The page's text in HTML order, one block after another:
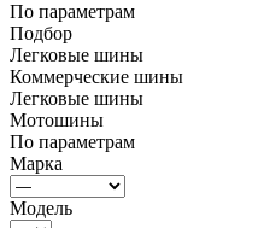
По параметрам
Подбор
Легковые шины
Коммерческие шины
Легковые шины
Мотошины
По параметрам
Марка
Модель